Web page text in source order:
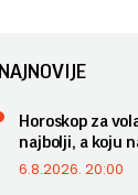
NAJNOVIJE
Horoskop za
najbolji, a koju
6.8.2026. 20:00